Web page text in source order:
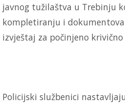
javnog tužilaštva u Trebinju
kompletiranju i
izvještaj za počinjeno krivično
Policijski službenici